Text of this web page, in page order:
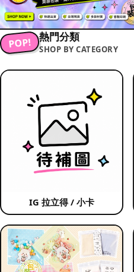
POP! 熱門分類
SHOP BY CATEGORY
IG 拉立得 / 小卡